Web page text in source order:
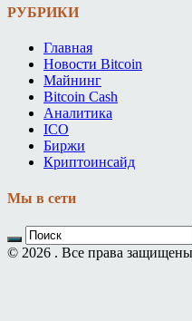
РУБРИКИ
Главная
Новости Bitcoin
Майнинг
Bitcoin Cash
Аналитика
ICO
Биржи
Криптоинсайд
Мы в сети
© 2026 . Все права